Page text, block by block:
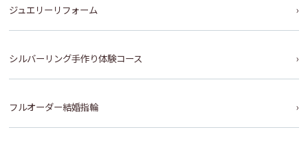
ジュエリーリフォーム
シルバーリング手作り体験コース
フルオーダー結婚指輪